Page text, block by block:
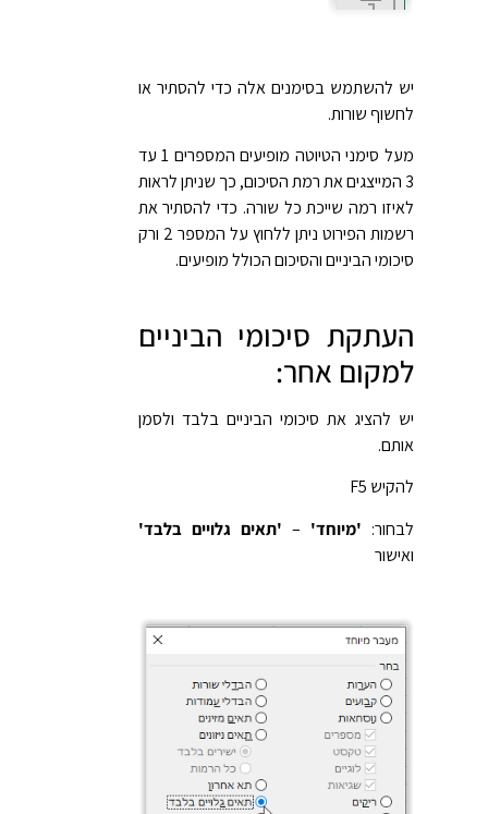
יש להשתמש בסימנים אלה כדי להסתיר או
לחשוף שורות.
מעל סימני הטיוטה מופיעים המספרים 1 עד
3 המייצגים את רמת הסיכום, כך שניתן לראות
לאיזו רמה שייכת כל שורה. כדי להסתיר את
רשמות הפירוט ניתן ללחוץ על המספר 2 ורק
סיכומי הביניים והסיכום הכולל מופיעים.
העתקת סיכומי הביניים
למקום אחר:
יש להציג את סיכומי הביניים בלבד ולסמן
אותם.
להקיש F5
לבחור: 'מיוחד' – 'תאים גלויים בלבד'
ואישור